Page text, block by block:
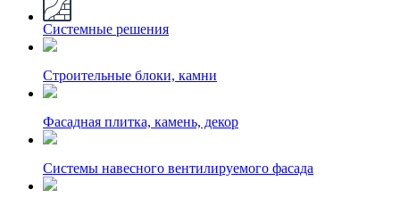
Системные решения
Строительные блоки, камни
Фасадная плитка, камень, декор
Системы навесного вентилируемого фасада